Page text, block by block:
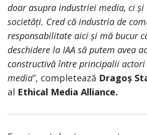
doar asupra industriei media, ci
societăți. Cred că industria de
responsabilitate aici și mă bucur
deschidere la IAA să putem avea
constructivă între principalii
media”, completează Dragoș
al Ethical Media Alliance.